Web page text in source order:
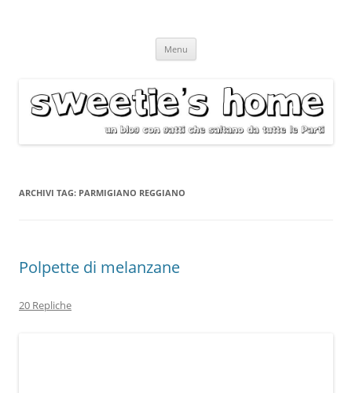
Menu
ARCHIVI TAG: PARMIGIANO REGGIANO
Polpette di melanzane
20 Repliche